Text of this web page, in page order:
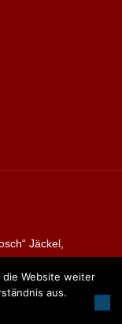
Jäckel,
die Website weiter
aus.